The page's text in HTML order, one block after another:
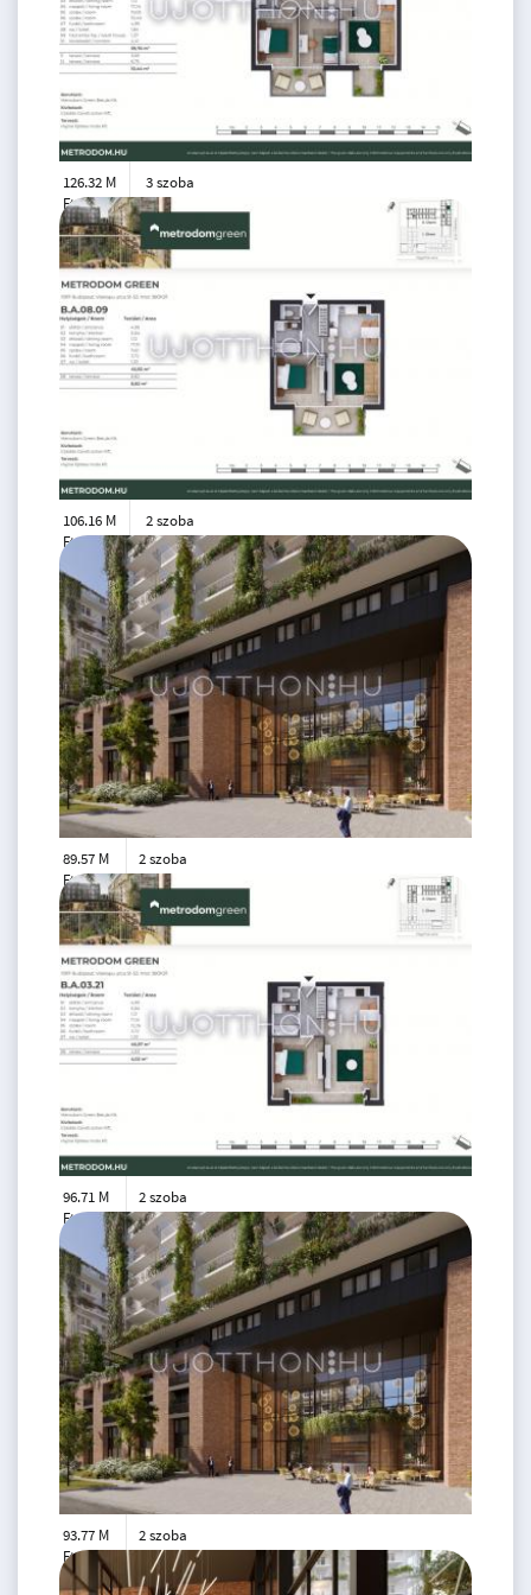
126.32 M
Ft
60 m2
3 szoba
7. emelet
106.16 M
Ft
2 szoba
8. emelet
89.57 M
Ft
46 m2
2 szoba
1. emelet
96.71 M
Ft
2 szoba
3. emelet
93.77 M
Ft
48 m
2 szoba
1. emelet